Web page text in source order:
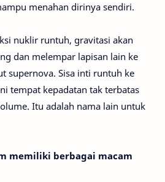
menahan dirinya sendiri.
nuklir runtuh, gravitasi akan
dan melempar lapisan lain ke
supernova. Sisa inti runtuh ke
tempat kepadatan tak terbatas
Itu adalah nama lain untuk
memiliki berbagai macam